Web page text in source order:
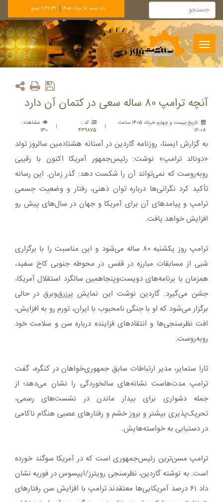
يک شنبه 18 مرداد 1405 6:47:50 صبح
Toggle
navigation
آنچه ترامپ ۸۰ ساله سعی در کتمان آن دارد
تاريخ:بيست و چهارم خرداد 1405 ساعت
16:08
|
کد :
439875
|
مشاهده:
130
به گزارش ایسنا، روزنامه گاردین در آستانه هشتادمین سالروز تولد
«دونالد ترامپ» نوشت: رئیس‌جمهور آمریکا اکنون با رقیبی
روبه‌روست که نمی‌تواند آن را شکست دهد: گذر زمان. این رسانه
تأکید کرد نگرانی‌ها درباره توان ذهنی، رفتار و وضعیت جسمی
ترامپ و پیامدهای آن برای آمریکا و جهان در سال‌های پیش رو
افزایش خواهد یافت.
ترامپ روز یکشنبه ۸۰ ساله می‌شود و این مناسبت را با برگزاری
شبی از مسابقات مبارزه در قفس در محوطه جنوبی کاخ سفید،
همزمان با برنامه‌های دویست‌وپنجاهمین سالگرد استقلال آمریکا،
جشن می‌گیرد. گاردین نوشت این نمایش پرزرق‌وبرق در حالی
برگزار می‌شود که او با جنگی نامحبوب با ایران، تورم رو به افزایش،
افت نظرسنجی‌ها و انتقادهای فزاینده درباره سن و سلامت خود
روبه‌روست.
تارا ستمایر، مدیر ارتباطات سابق جمهوری‌خواهان در کنگره، گفت
ترامپ مدت‌هاست نشانه‌های سالخوردگی را نشان می‌دهد؛ از
جمله دشواری برای بیدار ماندن در نشست‌های رسمی،
تحریک‌پذیری بیشتر و بروز خشم و رفتارهای عصبی هنگام ناکامی
در دستیابی به خواسته‌هایش.
ترامپ مسن‌ترین رئیس‌جمهوری است که در آمریکا سوگند خورده
است. به نوشته گاردین، نظرسنجی رویترز/ایپسوس در فوریه نشان
داد ۶۱ درصد آمریکایی‌ها معتقدند ترامپ با افزایش سن رفتارهای